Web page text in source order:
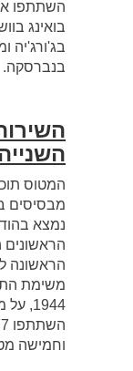
השתתפו
בואינג
בג'ורג'יה
בנברסקה.
המטוס
מבסיסים
נמצא
וחמישה